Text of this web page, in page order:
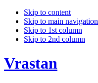
Skip to content
Skip to main navigation
Skip to 1st column
Skip to 2nd column
Vrastan